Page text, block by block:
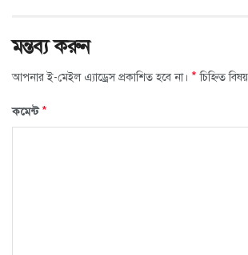
মন্তব্য করুন
আপনার ই-মেইল এ্যাড্রেস প্রকাশিত হবে না। * চিহ্নিত
কমেন্ট*